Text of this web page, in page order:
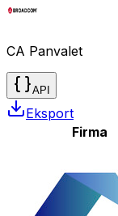
CA Panvalet
API
Eksport
Firma